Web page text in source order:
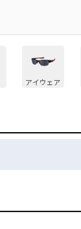
アイウェア